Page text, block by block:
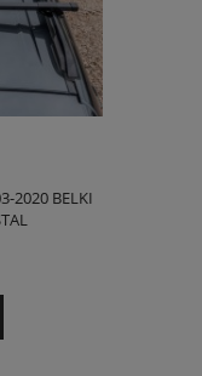
2020 BELKI